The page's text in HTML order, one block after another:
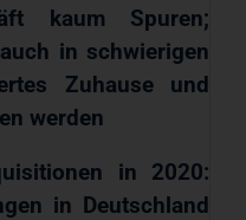
kaum Spuren;
in schwierigen
Zuhause und
werden
in 2020:
in Deutschland